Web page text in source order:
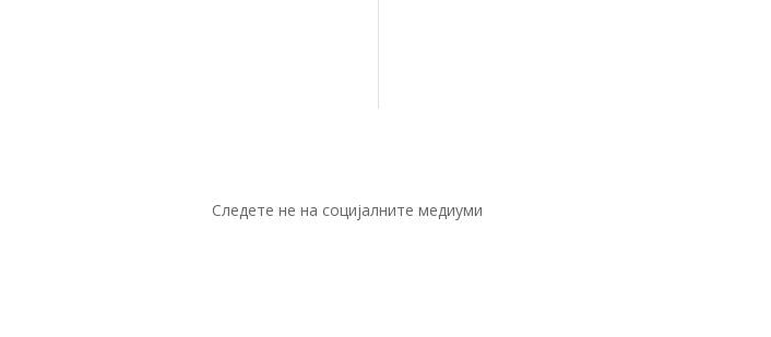
Следете не на социјалните медиуми